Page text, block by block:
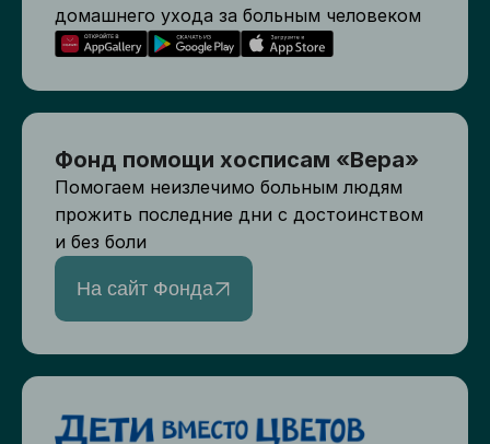
домашнего ухода за больным человеком
Фонд помощи хосписам «Вера»
Помогаем неизлечимо больным людям
прожить последние дни с достоинством
и без боли
На сайт Фонда